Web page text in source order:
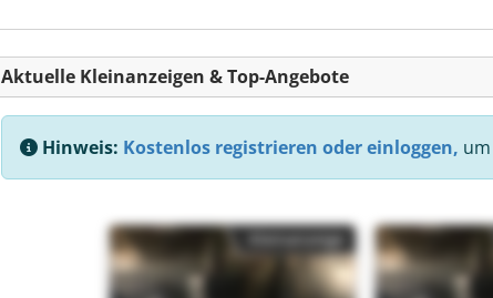
Aktuelle Kleinanzeigen & Top-Angebote
Hinweis: Kostenlos registrieren oder einloggen,